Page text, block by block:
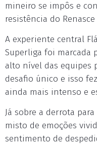
mineiro se impôs e
resistência do
A experiente central
Superliga foi marcada
alto nível das equipes
desafio único e isso
ainda mais intenso e
Já sobre a derrota
misto de emoções
sentimento de